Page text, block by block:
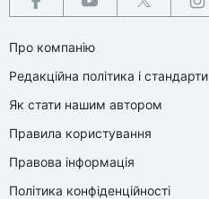
Про компанію
Редакційна політика і стандарти
Як стати нашим автором
Правила користування
Правова інформація
Політика конфіденційності